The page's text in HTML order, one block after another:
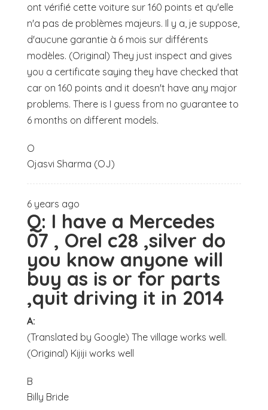
ont vérifié cette voiture sur 160 points et qu'elle
n'a pas de problèmes majeurs. Il y a, je suppose,
d'aucune garantie à 6 mois sur différents
modèles. (Original) They just inspect and gives
you a certificate saying they have checked that
car on 160 points and it doesn't have any major
problems. There is I guess from no guarantee to
6 months on different models.
O
Ojasvi Sharma (OJ)
6 years ago
Q: I have a Mercedes
07 , Orel c28 ,silver do
you know anyone will
buy as is or for parts
,quit driving it in 2014
A:
(Translated by Google) The village works well.
(Original) Kijiji works well
B
Billy Bride